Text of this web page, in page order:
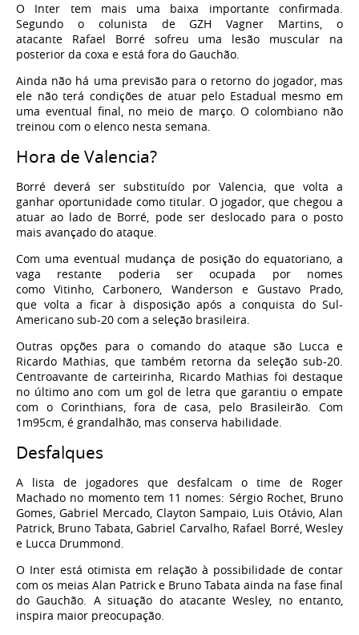
O Inter tem mais uma baixa importante confirmada.
Segundo o colunista de GZH Vagner Martins, o
atacante Rafael Borré sofreu uma lesão muscular na
posterior da coxa e está fora do Gauchão.
Ainda não há uma previsão para o retorno do jogador, mas
ele não terá condições de atuar pelo Estadual mesmo em
uma eventual final, no meio de março. O colombiano não
treinou com o elenco nesta semana.
Hora de Valencia?
Borré deverá ser substituído por Valencia, que volta a
ganhar oportunidade como titular. O jogador, que chegou a
atuar ao lado de Borré, pode ser deslocado para o posto
mais avançado do ataque.
Com uma eventual mudança de posição do equatoriano, a
vaga restante poderia ser ocupada por nomes
como Vitinho, Carbonero, Wanderson e Gustavo Prado,
que volta a ficar à disposição após a conquista do Sul-
Americano sub-20 com a seleção brasileira.
Outras opções para o comando do ataque são Lucca e
Ricardo Mathias, que também retorna da seleção sub-20.
Centroavante de carteirinha, Ricardo Mathias foi destaque
no último ano com um gol de letra que garantiu o empate
com o Corinthians, fora de casa, pelo Brasileirão. Com
1m95cm, é grandalhão, mas conserva habilidade.
Desfalques
A lista de jogadores que desfalcam o time de Roger
Machado no momento tem 11 nomes: Sérgio Rochet, Bruno
Gomes, Gabriel Mercado, Clayton Sampaio, Luis Otávio, Alan
Patrick, Bruno Tabata, Gabriel Carvalho, Rafael Borré, Wesley
e Lucca Drummond.
O Inter está otimista em relação à possibilidade de contar
com os meias Alan Patrick e Bruno Tabata ainda na fase final
do Gauchão. A situação do atacante Wesley, no entanto,
inspira maior preocupação.